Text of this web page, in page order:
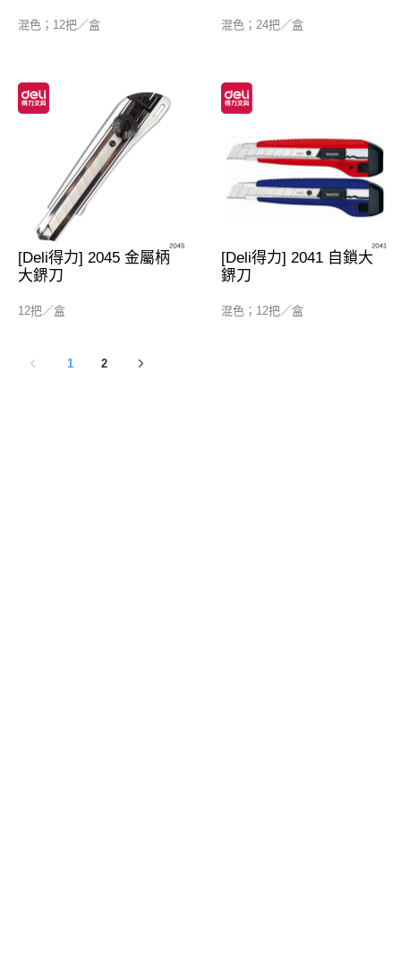
混色；12把／盒 混色；24把／盒
[Deli得力] 2045 金屬柄
大鎅刀
12把／盒
[Deli得力] 2041 自鎖大
鎅刀
混色；12把／盒
1 2